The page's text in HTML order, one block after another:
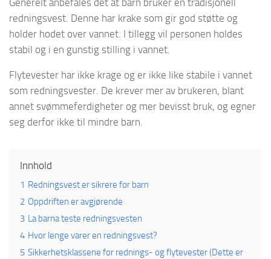
redningsvest. Denne har krake som gir god støtte og
holder hodet over vannet. I tillegg vil personen holdes
stabil og i en gunstig stilling i vannet.
Flytevester har ikke krage og er ikke like stabile i vannet
som redningsvester. De krever mer av brukeren, blant
annet svømmeferdigheter og mer bevisst bruk, og egner
seg derfor ikke til mindre barn.
Innhold
1 Redningsvest er sikrere for barn
2 Oppdriften er avgjørende
3 La barna teste redningsvesten
4 Hvor lenge varer en redningsvest?
5 Sikkerhetsklassene for rednings- og flytevester (Dette er